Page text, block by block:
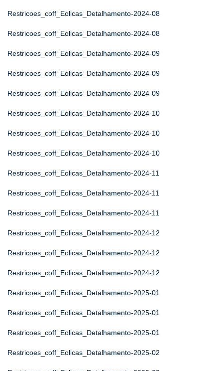
Restricoes_coff_Eolicas_Detalhamento-2024-08
Restricoes_coff_Eolicas_Detalhamento-2024-08
Restricoes_coff_Eolicas_Detalhamento-2024-09
Restricoes_coff_Eolicas_Detalhamento-2024-09
Restricoes_coff_Eolicas_Detalhamento-2024-09
Restricoes_coff_Eolicas_Detalhamento-2024-10
Restricoes_coff_Eolicas_Detalhamento-2024-10
Restricoes_coff_Eolicas_Detalhamento-2024-10
Restricoes_coff_Eolicas_Detalhamento-2024-11
Restricoes_coff_Eolicas_Detalhamento-2024-11
Restricoes_coff_Eolicas_Detalhamento-2024-11
Restricoes_coff_Eolicas_Detalhamento-2024-12
Restricoes_coff_Eolicas_Detalhamento-2024-12
Restricoes_coff_Eolicas_Detalhamento-2024-12
Restricoes_coff_Eolicas_Detalhamento-2025-01
Restricoes_coff_Eolicas_Detalhamento-2025-01
Restricoes_coff_Eolicas_Detalhamento-2025-01
Restricoes_coff_Eolicas_Detalhamento-2025-02